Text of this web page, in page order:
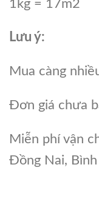
1kg = 17m2
Lưu ý:
Mua càng
Đơn giá chưa
Miễn phí vận
Đồng Nai,